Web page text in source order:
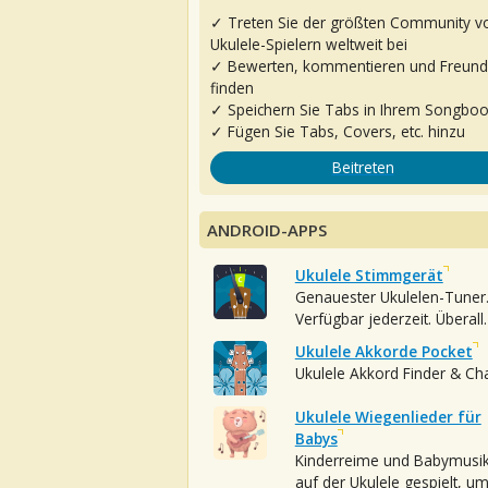
✓ Treten Sie der größten Community
Ukulele-Spielern weltweit bei
✓ Bewerten, kommentieren und
finden
✓ Speichern Sie Tabs in Ihrem
✓ Fügen Sie Tabs, Covers, etc. hinzu
Beitreten
ANDROID-APPS
Ukulele Stimmgerät
Genauester Ukulelen-Tuner.
Verfügbar jederzeit. Überall.
Ukulele Akkorde Pocket
Ukulele Akkord Finder &
Ukulele Wiegenlieder für
Babys
Kinderreime und
auf der Ukulele gespielt, um